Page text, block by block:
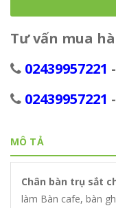
Tư vấn mua
02439957221 -
02439957221 -
MÔ TẢ
Chân bàn trụ sắt
làm Bàn cafe, bàn